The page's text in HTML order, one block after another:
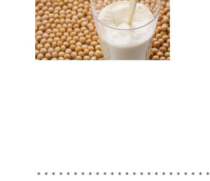
＊＊＊＊＊＊＊＊＊＊＊＊＊＊＊＊＊＊＊＊＊＊＊＊